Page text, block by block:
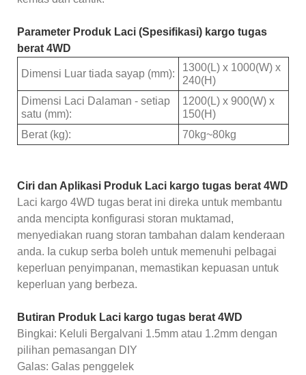
Parameter Produk Laci (Spesifikasi) kargo tugas
berat 4WD
Dimensi Luar tiada sayap (mm):
1300(L) x 1000(W) x
240(H)
Dimensi Laci Dalaman - setiap
satu (mm):
1200(L) x 900(W) x
150(H)
Berat (kg):
70kg~80kg
Ciri dan Aplikasi Produk Laci kargo tugas berat 4WD
Laci kargo 4WD tugas berat ini direka untuk membantu
anda mencipta konfigurasi storan muktamad,
menyediakan ruang storan tambahan dalam kenderaan
anda. Ia cukup serba boleh untuk memenuhi pelbagai
keperluan penyimpanan, memastikan kepuasan untuk
keperluan yang berbeza.
Butiran Produk Laci kargo tugas berat 4WD
Bingkai: Keluli Bergalvani 1.5mm atau 1.2mm dengan
pilihan pemasangan DIY
Galas: Galas penggelek